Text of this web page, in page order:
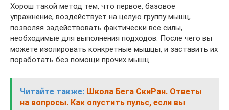
Хорош такой метод тем, что первое, базовое
упражнение, воздействует на целую группу мышц,
позволяя задействовать фактически все силы,
необходимые для выполнения подходов. После чего вы
можете изолировать конкретные мышцы, и заставить их
поработать без помощи прочих мышц.
Читайте также: Школа Бега СкиРан. Ответы
на вопросы. Как опустить пульс, если вы